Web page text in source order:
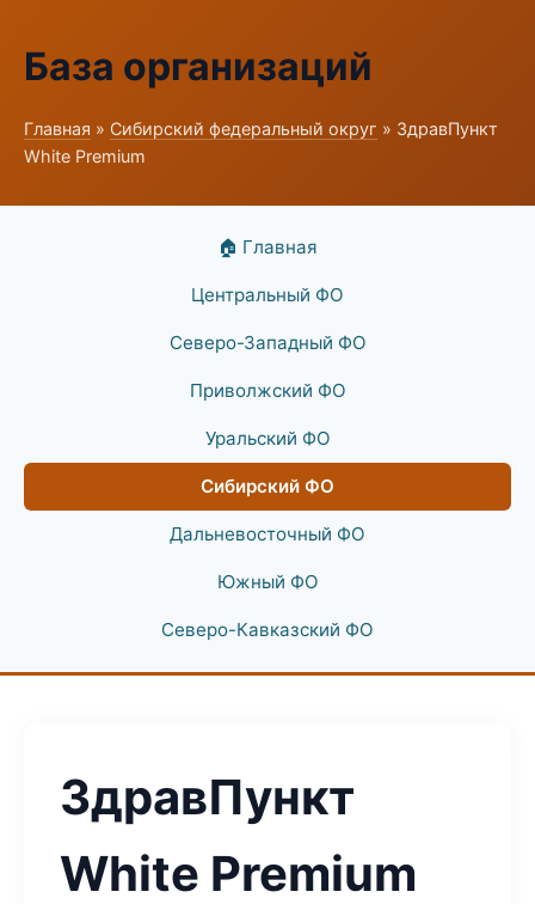
База организаций
Главная » Сибирский федеральный округ » ЗдравПункт
White Premium
🏠 Главная
Центральный ФО
Северо-Западный ФО
Приволжский ФО
Уральский ФО
Сибирский ФО
Дальневосточный ФО
Южный ФО
Северо-Кавказский ФО
ЗдравПункт
White Premium